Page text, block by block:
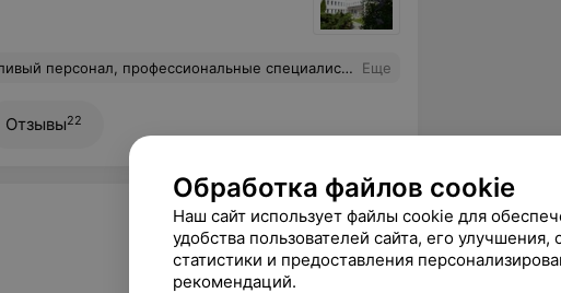
специалисты. От всей души рекомендую к посещению лечебно-реабилитационный комплекс БПОВЦ Еще
Отзывы22
Обработка файлов cookie
Наш сайт использует файлы cookie для
удобства пользователей сайта, его улучшения,
статистики и предоставления
рекомендаций.